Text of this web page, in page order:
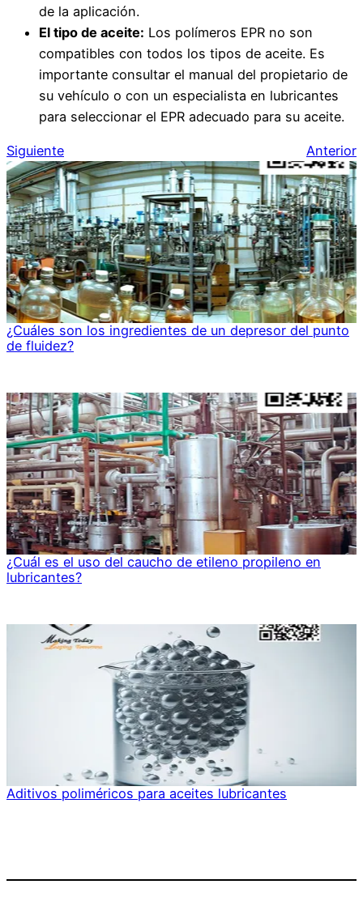
de la aplicación.
El tipo de aceite: Los polímeros EPR no son
compatibles con todos los tipos de aceite. Es
importante consultar el manual del propietario de
su vehículo o con un especialista en lubricantes
para seleccionar el EPR adecuado para su aceite.
Siguiente Anterior
¿Cuáles son los ingredientes de un depresor del punto
de fluidez?
¿Cuál es el uso del caucho de etileno propileno en
lubricantes?
Aditivos poliméricos para aceites lubricantes